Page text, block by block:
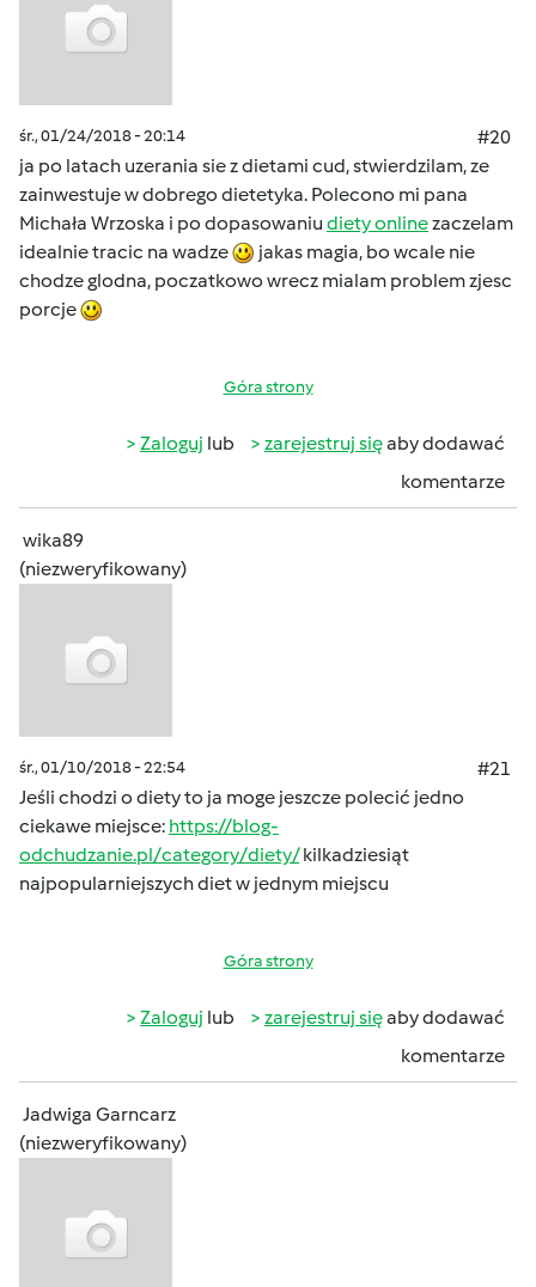
śr., 01/24/2018 - 20:14
#20
ja po latach uzerania sie z dietami cud, stwierdzilam, ze
zainwestuje w dobrego dietetyka. Polecono mi pana
Michała Wrzoska i po dopasowaniu diety onlinezaczelam
idealnie tracic na wadze
jakas magia, bo wcale nie
chodze glodna, poczatkowo wrecz mialam problem zjesc
porcje
Góra strony
Zaloguj lub zarejestruj sięaby dodawać
komentarze
wika89
(niezweryfikowany)
śr., 01/10/2018 - 22:54
#21
Jeśli chodzi o diety to ja moge jeszcze polecić jedno
ciekawe miejsce: https://blog-
odchudzanie.pl/category/diety/kilkadziesiąt
najpopularniejszych diet w jednym miejscu
Góra strony
Zaloguj lub zarejestruj sięaby dodawać
komentarze
Jadwiga Garncarz
(niezweryfikowany)